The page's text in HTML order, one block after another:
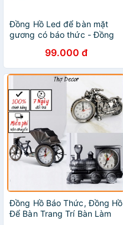
Đồng Hồ Led để bàn mặt
gương có báo thức - Đồng
99.000 đ
Đồng Hồ Báo Thức, Đồng Hồ
Để Bàn Trang Trí Bàn Làm